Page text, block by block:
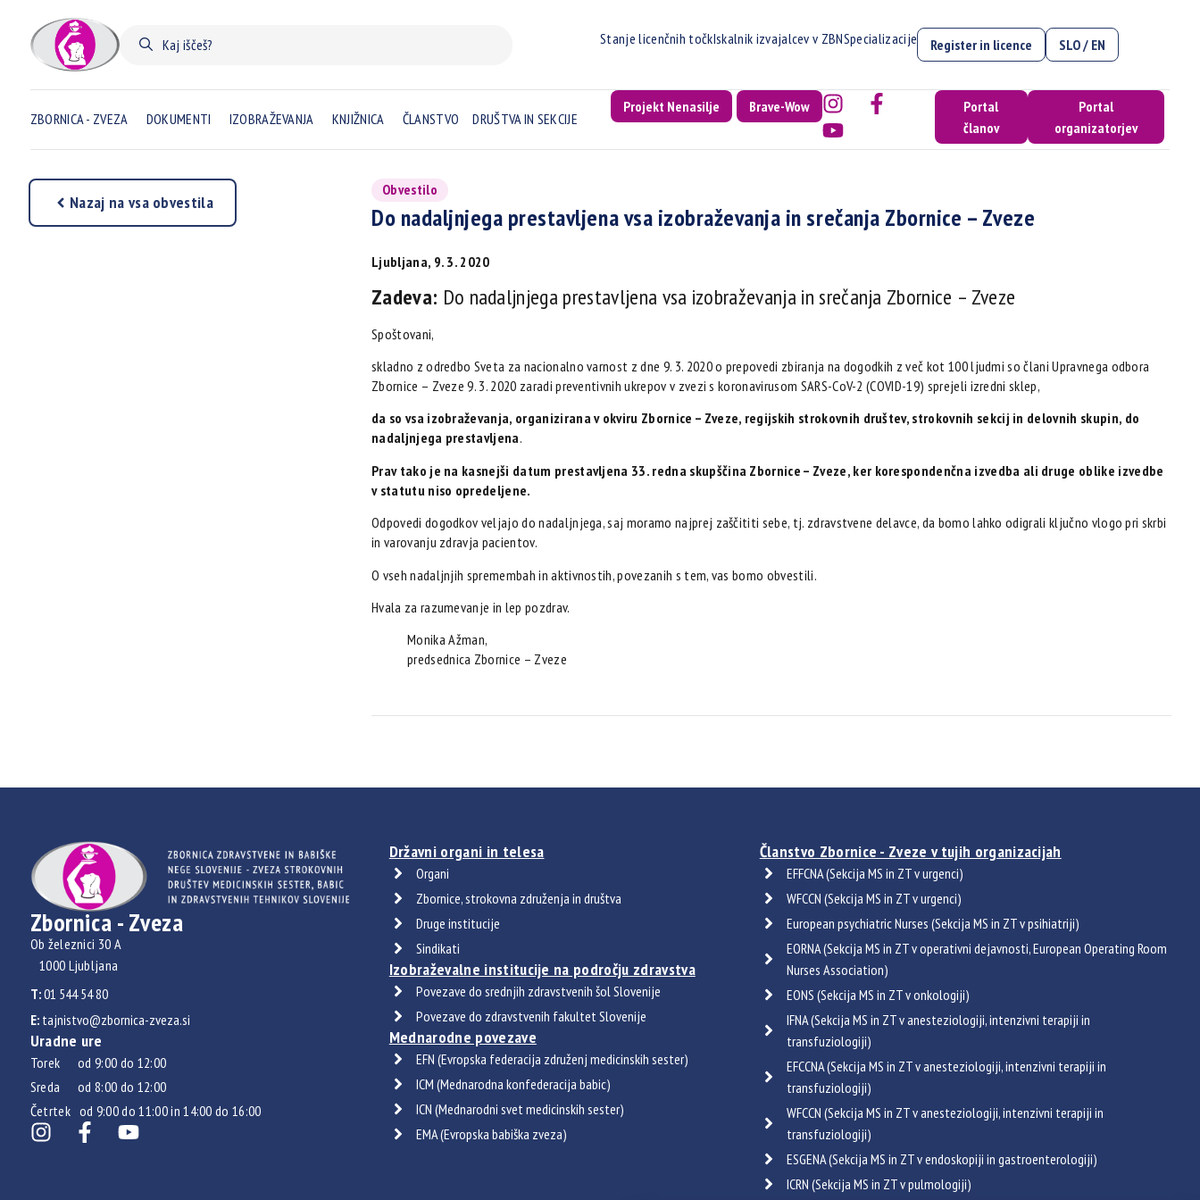
Stanje licenčnih točkIskalnik izvajalcev v ZBNSpecializacije Register in licence SLO / EN
ZBORNICA - ZVEZA DOKUMENTI IZOBRAŽEVANJA KNJIŽNICA ČLANSTVO DRUŠTVA IN SEKCIJE
Projekt Nenasilje Brave-Wow
Portal
članov
Portal
organizatorjev
Nazaj na vsa obvestila
Obvestilo
Do nadaljnjega prestavljena vsa izobraževanja in srečanja Zbornice – Zveze
Ljubljana, 9. 3. 2020
Zadeva: Do nadaljnjega prestavljena vsa izobraževanja in srečanja Zbornice – Zveze
Spoštovani,
skladno z odredbo Sveta za nacionalno varnost z dne 9. 3. 2020 o prepovedi zbiranja na dogodkih z več kot 100 ljudmi so člani Upravnega odbora
Zbornice – Zveze 9. 3. 2020 zaradi preventivnih ukrepov v zvezi s koronavirusom SARS-CoV-2 (COVID-19) sprejeli izredni sklep,
da so vsa izobraževanja, organizirana v okviru Zbornice – Zveze, regijskih strokovnih društev, strokovnih sekcij in delovnih skupin, do
nadaljnjega prestavljena.
Prav tako je na kasnejši datum prestavljena 33. redna skupščina Zbornice – Zveze, ker korespondenčna izvedba ali druge oblike izvedbe
v statutu niso opredeljene.
Odpovedi dogodkov veljajo do nadaljnjega, saj moramo najprej zaščititi sebe, tj. zdravstvene delavce, da bomo lahko odigrali ključno vlogo pri skrbi
in varovanju zdravja pacientov.
O vseh nadaljnjih spremembah in aktivnostih, povezanih s tem, vas bomo obvestili.
Hvala za razumevanje in lep pozdrav.
Monika Ažman,
predsednica Zbornice – Zveze
Zbornica - Zveza
Ob železnici 30 A
1000 Ljubljana
T:01 544 54 80
E:tajnistvo@zbornica-zveza.si
Uradne ure
Torek od 9:00 do 12:00
Sreda od 8:00 do 12:00
Četrtek od 9:00 do 11:00 in 14:00 do 16:00
Državni organi in telesa
Organi
Zbornice, strokovna združenja in društva
Druge institucije
Sindikati
Izobraževalne institucije na področju zdravstva
Povezave do srednjih zdravstvenih šol Slovenije
Povezave do zdravstvenih fakultet Slovenije
Mednarodne povezave
EFN (Evropska federacija združenj medicinskih sester)
ICM (Mednarodna konfederacija babic)
ICN (Mednarodni svet medicinskih sester)
EMA (Evropska babiška zveza)
Članstvo Zbornice - Zveze v tujih organizacijah
EFFCNA (Sekcija MS in ZT v urgenci)
WFCCN (Sekcija MS in ZT v urgenci)
European psychiatric Nurses (Sekcija MS in ZT v psihiatriji)
EORNA (Sekcija MS in ZT v operativni dejavnosti, European Operating Room
Nurses Association)
EONS (Sekcija MS in ZT v onkologiji)
IFNA (Sekcija MS in ZT v anesteziologiji, intenzivni terapiji in
transfuziologiji)
EFCCNA (Sekcija MS in ZT v anesteziologiji, intenzivni terapiji in
transfuziologiji)
WFCCN (Sekcija MS in ZT v anesteziologiji, intenzivni terapiji in
transfuziologiji)
ESGENA (Sekcija MS in ZT v endoskopiji in gastroenterologiji)
ICRN (Sekcija MS in ZT v pulmologiji)